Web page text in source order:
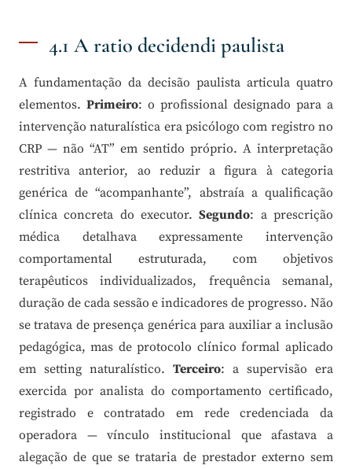
4.1 A ratio decidendi paulista
A fundamentação da decisão paulista articula quatro
elementos. Primeiro: o profissional designado para a
intervenção naturalística era psicólogo com registro no
CRP — não “AT” em sentido próprio. A interpretação
restritiva anterior, ao reduzir a figura à categoria
genérica de “acompanhante”, abstraía a qualificação
clínica concreta do executor.Segundo: a prescrição
médica detalhava expressamente intervenção
comportamental estruturada, com objetivos
terapêuticos individualizados, frequência semanal,
duração de cada sessão e indicadores de progresso. Não
se tratava de presença genérica para auxiliar a inclusão
pedagógica, mas de protocolo clínico formal aplicado
em setting naturalístico. Terceiro: a supervisão era
exercida por analista do comportamento certificado,
registrado e contratado em rede credenciada da
operadora — vínculo institucional que afastava a
alegação de que se trataria de prestador externo sem